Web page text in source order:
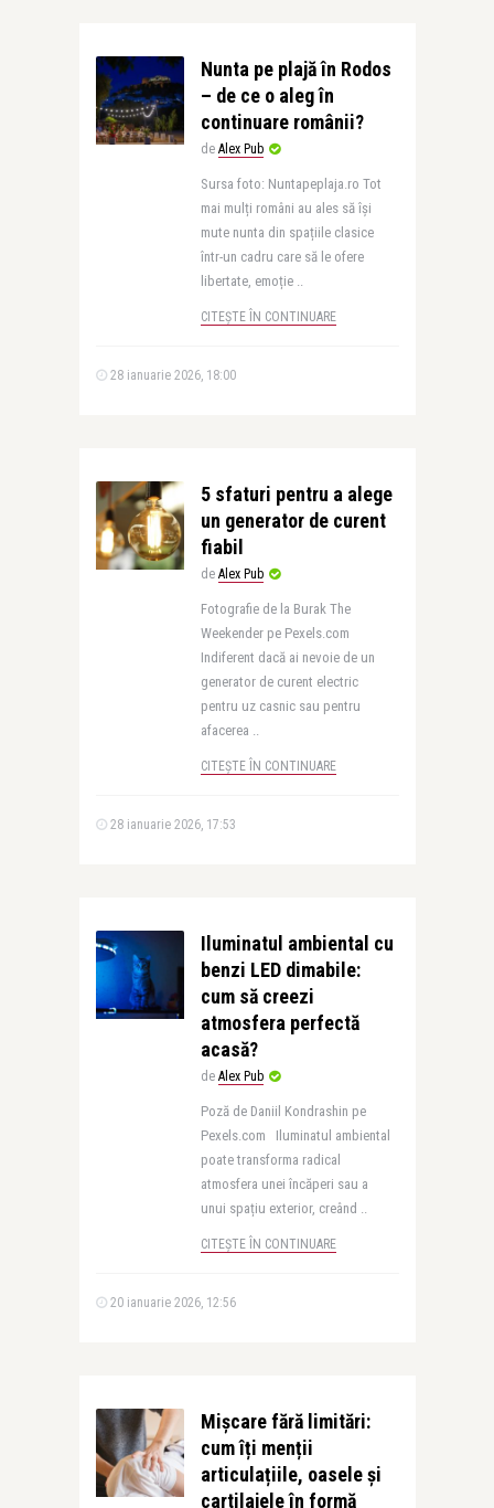
Nunta pe plajă în Rodos
– de ce o aleg în
continuare românii?
de Alex Pub
Sursa foto: Nuntapeplaja.ro Tot
mai mulți români au ales să își
mute nunta din spațiile clasice
într-un cadru care să le ofere
libertate, emoție ..
CITEȘTE ÎN CONTINUARE
28 ianuarie 2026, 18:00
5 sfaturi pentru a alege
un generator de curent
fiabil
de Alex Pub
Fotografie de la Burak The
Weekender pe Pexels.com
Indiferent dacă ai nevoie de un
generator de curent electric
pentru uz casnic sau pentru
afacerea ..
CITEȘTE ÎN CONTINUARE
28 ianuarie 2026, 17:53
Iluminatul ambiental cu
benzi LED dimabile:
cum să creezi
atmosfera perfectă
acasă?
de Alex Pub
Poză de Daniil Kondrashin pe
Pexels.com Iluminatul ambiental
poate transforma radical
atmosfera unei încăperi sau a
unui spațiu exterior, creând ..
CITEȘTE ÎN CONTINUARE
20 ianuarie 2026, 12:56
Mișcare fără limitări:
cum îți menții
articulațiile, oasele și
cartilajele în formă